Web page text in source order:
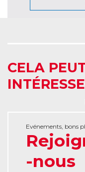
CELA
Evénements, bons
-nous